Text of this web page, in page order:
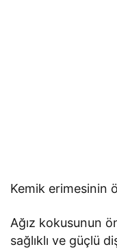
Kemik erimesinin
Ağız kokusunun
sağlıklı ve güçlü